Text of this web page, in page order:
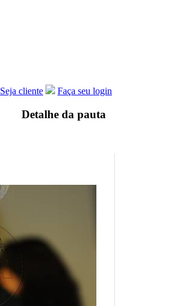
Seja cliente Faça seu login
Detalhe da pauta